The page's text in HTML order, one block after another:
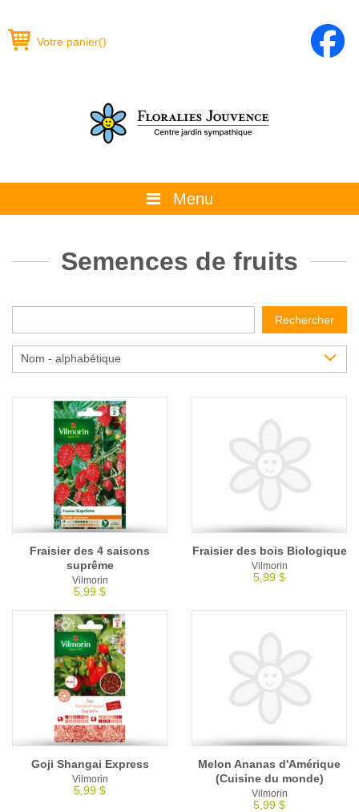
Votre panier()
Menu
La boutique
Conseils
Calendrier horticole
Semences de fruits
Rechercher
Nom - alphabétique
Fraisier des 4 saisons
suprême
Vilmorin
5,99 $
Fraisier des bois Biologique
Vilmorin
5,99 $
Goji Shangai Express
Vilmorin
5,99 $
Melon Ananas d'Amérique
(Cuisine du monde)
Vilmorin
5,99 $